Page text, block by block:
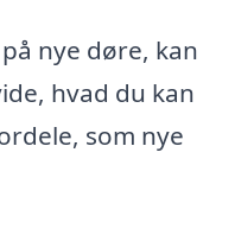
nye døre, kan
hvad du kan
som nye